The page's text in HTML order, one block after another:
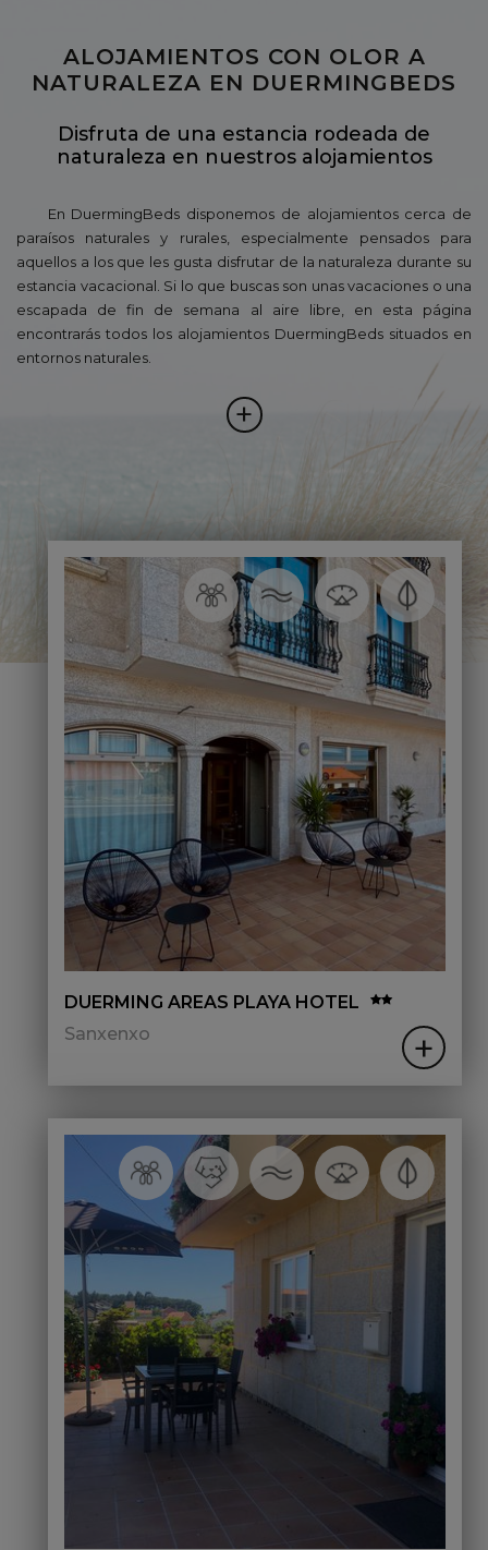
ALOJAMIENTOS CON OLOR A
NATURALEZA EN DUERMINGBEDS
Disfruta de una estancia rodeada de
naturaleza en nuestros alojamientos
En DuermingBeds disponemos de alojamientos cerca de
paraísos naturales y rurales, especialmente pensados para
aquellos a los que les gusta disfrutar de la naturaleza durante su
estancia vacacional. Si lo que buscas son unas vacaciones o una
escapada de fin de semana al aire libre, en esta página
encontrarás todos los alojamientos DuermingBeds situados en
entornos naturales.
+
DUERMING AREAS PLAYA HOTEL
Sanxenxo
+